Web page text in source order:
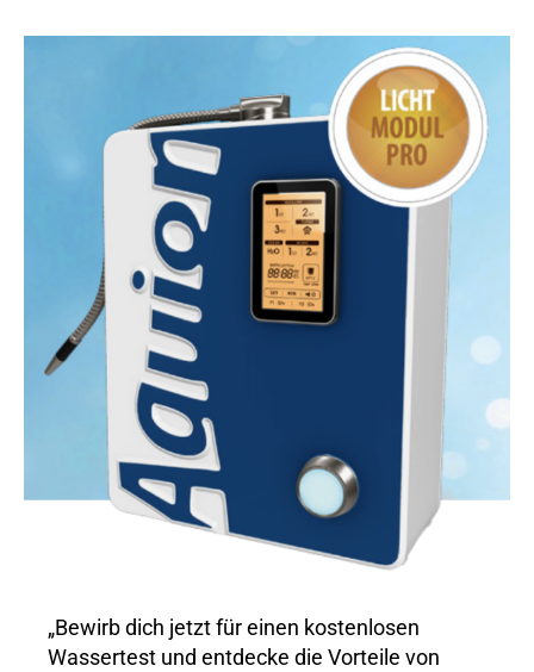
„Bewirb dich jetzt für einen kostenlosen
Wassertest und entdecke die Vorteile von